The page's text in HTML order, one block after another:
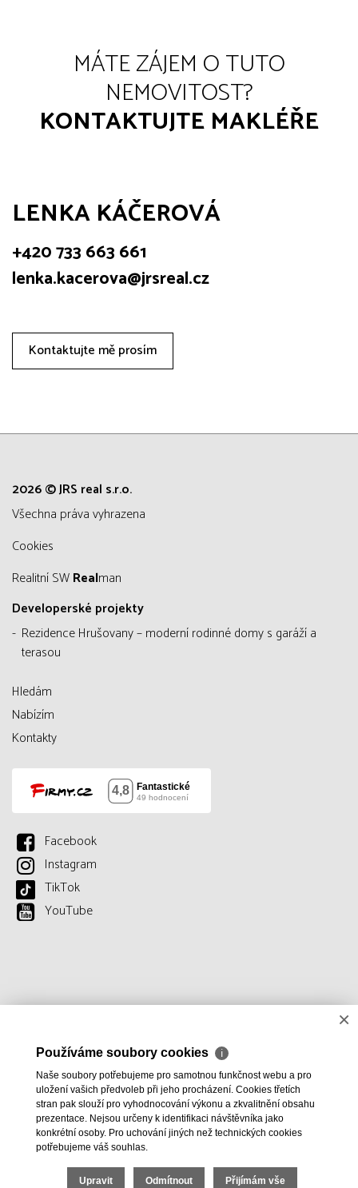
MÁTE ZÁJEM O TUTO
NEMOVITOST?
KONTAKTUJTE MAKLÉŘE
LENKA KÁČEROVÁ
+420 733 663 661
lenka.kacerova@jrsreal.cz
Kontaktujte mě prosím
2026 © JRS real s.r.o.
všechna práva vyhrazena
Cookies
Realitní SWRealman
Developerské projekty
Rezidence Hrušovany – moderní rodinné domy s garáží a
terasou
Hledám
Nabízím
Kontakty
Facebook
Instagram
TikTok
YouTube
×
Používáme soubory cookies ℹ
Naše soubory potřebujeme pro samotnou funkčnost webu a pro
uložení vašich předvoleb při jeho procházení. Cookies třetích
stran pak slouží pro vyhodnocování výkonu a zkvalitnění obsahu
prezentace. Nejsou určeny k identifikaci návštěvníka jako
konkrétní osoby. Pro uchování jiných než technických cookies
potřebujeme váš souhlas.
Upravit Odmítnout Přijímám vše